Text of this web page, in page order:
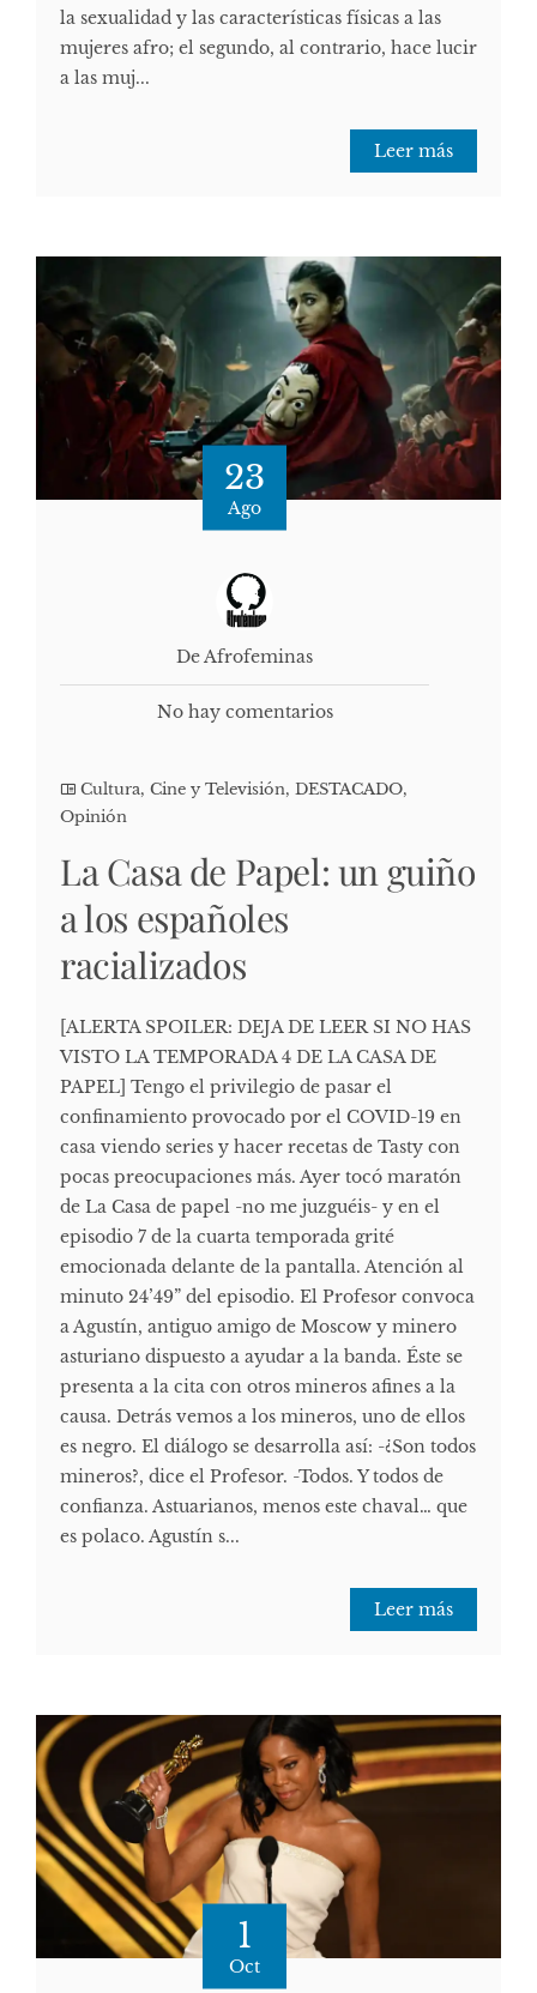
la sexualidad y las características físicas a las
mujeres afro; el segundo, al contrario, hace lucir
a las muj...
Leer más
23
Ago
De Afrofeminas
No hay comentarios
Cultura, Cine y Televisión, DESTACADO,
Opinión
La Casa de Papel: un guiño
a los españoles
racializados
[ALERTA SPOILER: DEJA DE LEER SI NO HAS
VISTO LA TEMPORADA 4 DE LA CASA DE
PAPEL] Tengo el privilegio de pasar el
confinamiento provocado por el COVID-19 en
casa viendo series y hacer recetas de Tasty con
pocas preocupaciones más. Ayer tocó maratón
de La Casa de papel -no me juzguéis- y en el
episodio 7 de la cuarta temporada grité
emocionada delante de la pantalla. Atención al
minuto 24’49” del episodio. El Profesor convoca
a Agustín, antiguo amigo de Moscow y minero
asturiano dispuesto a ayudar a la banda. Éste se
presenta a la cita con otros mineros afines a la
causa. Detrás vemos a los mineros, uno de ellos
es negro. El diálogo se desarrolla así: -¿Son todos
mineros?, dice el Profesor. -Todos. Y todos de
confianza. Astuarianos, menos este chaval… que
es polaco. Agustín s...
Leer más
1
Oct